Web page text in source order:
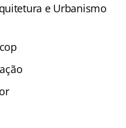
e Urbanismo